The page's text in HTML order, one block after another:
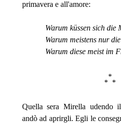
primavera e all'amore:
Warum küssen sich die
Warum meistens nur
Warum diese meist im
*
*
*
Quella sera Mirella udendo
andò ad aprirgli. Egli le